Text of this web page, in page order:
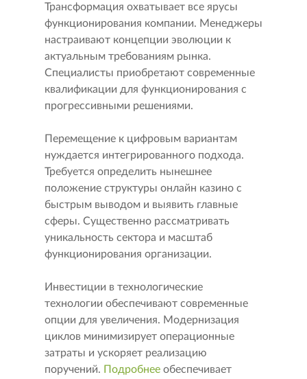
Трансформация охватывает все ярусы
функционирования компании. Менеджеры
настраивают концепции эволюции к
актуальным требованиям рынка.
Специалисты приобретают современные
квалификации для функционирования с
прогрессивными решениями.
Перемещение к цифровым вариантам
нуждается интегрированного подхода.
Требуется определить нынешнее
положение структуры онлайн казино с
быстрым выводом и выявить главные
сферы. Существенно рассматривать
уникальность сектора и масштаб
функционирования организации.
Инвестиции в технологические
технологии обеспечивают современные
опции для увеличения. Модернизация
циклов минимизирует операционные
затраты и ускоряет реализацию
поручений. Подробнееобеспечивает